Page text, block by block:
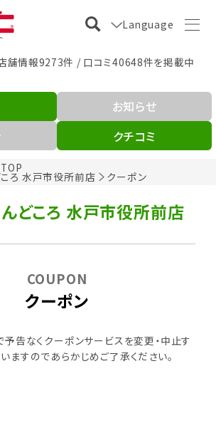
Language
舗情報9273件 / 口コミ40648件を掲載中
ろ 水戸市役所前店 クーポン
お知らせ
クチコミ
どころ 水戸市役所前店
クーポン
COUPON
告なくクーポンサービスを変更・中止す
ますのであらかじめご了承ください。